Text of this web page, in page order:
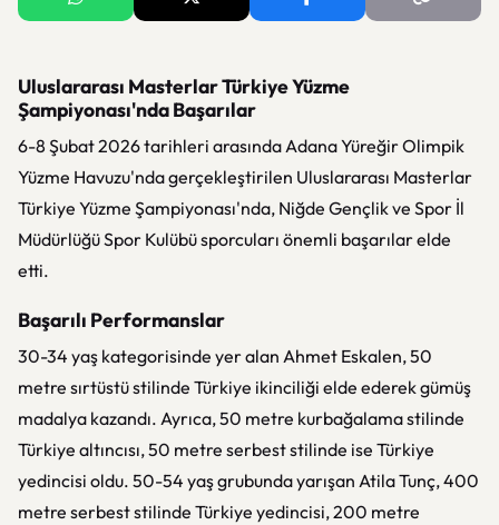
Uluslararası Masterlar Türkiye Yüzme
Şampiyonası'nda Başarılar
6-8 Şubat 2026 tarihleri arasında Adana Yüreğir Olimpik
Yüzme Havuzu'nda gerçekleştirilen Uluslararası Masterlar
Türkiye Yüzme Şampiyonası'nda, Niğde Gençlik ve Spor İl
Müdürlüğü Spor Kulübü sporcuları önemli başarılar elde
etti.
Başarılı Performanslar
30-34 yaş kategorisinde yer alan Ahmet Eskalen, 50
metre sırtüstü stilinde Türkiye ikinciliği elde ederek gümüş
madalya kazandı. Ayrıca, 50 metre kurbağalama stilinde
Türkiye altıncısı, 50 metre serbest stilinde ise Türkiye
yedincisi oldu. 50-54 yaş grubunda yarışan Atila Tunç, 400
metre serbest stilinde Türkiye yedincisi, 200 metre